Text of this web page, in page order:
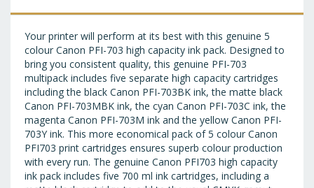
Your printer will perform at its best with this genuine 5
colour Canon PFI-703 high capacity ink pack. Designed to
bring you consistent quality, this genuine PFI-703
multipack includes five separate high capacity cartridges
including the black Canon PFI-703BK ink, the matte black
Canon PFI-703MBK ink, the cyan Canon PFI-703C ink, the
magenta Canon PFI-703M ink and the yellow Canon PFI-
703Y ink. This more economical pack of 5 colour Canon
PFI703 print cartridges ensures superb colour production
with every run. The genuine Canon PFI703 high capacity
ink pack includes five 700 ml ink cartridges, including a